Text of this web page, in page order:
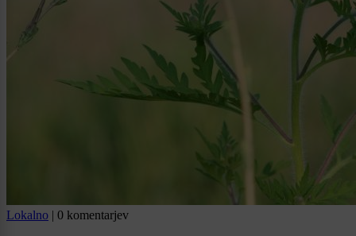
Lokalno | 0 komentarjev